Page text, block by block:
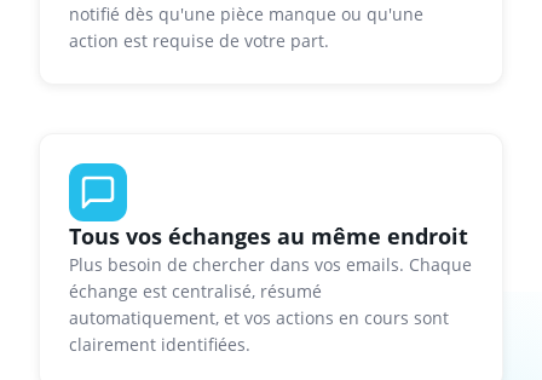
notifié dès qu'une pièce manque ou qu'une
action est requise de votre part.
Tous vos échanges au même endroit
Plus besoin de chercher dans vos emails. Chaque
échange est centralisé, résumé
automatiquement, et vos actions en cours sont
clairement identifiées.